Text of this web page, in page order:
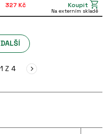
327 Kč Koupit
Na externím skladě
Z 4